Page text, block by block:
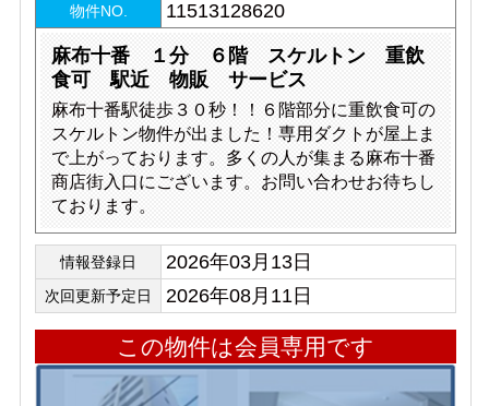
物件NO.
11513128620
麻布十番 １分 ６階 スケルトン 重飲
食可 駅近 物販 サービス
麻布十番駅徒歩３０秒！！６階部分に重飲食可の
スケルトン物件が出ました！専用ダクトが屋上ま
で上がっております。多くの人が集まる麻布十番
商店街入口にございます。お問い合わせお待ちし
ております。
情報登録日 2026年03月13日
次回更新予定日 2026年08月11日
この物件は会員専用です